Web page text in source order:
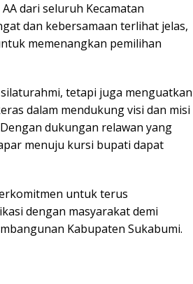
dari seluruh Kecamatan
dan kebersamaan terlihat jelas,
memenangkan pemilihan
tetapi juga menguatkan
dalam mendukung visi dan misi
dukungan relawan yang
menuju kursi bupati dapat
untuk terus
dengan masyarakat demi
Kabupaten Sukabumi.